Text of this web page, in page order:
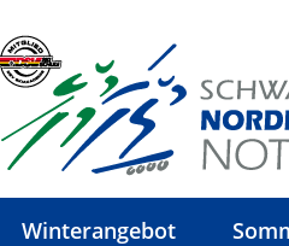
Winterangebot